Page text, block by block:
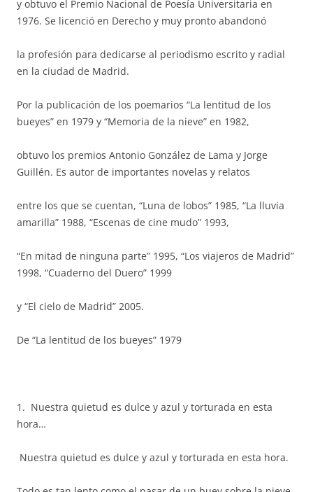
y obtuvo el Premio Nacional de Poesía Universitaria en
1976. Se licenció en Derecho y muy pronto abandonó
la profesión para dedicarse al periodismo escrito y radial
en la ciudad de Madrid.
Por la publicación de los poemarios “La lentitud de los
bueyes” en 1979 y “Memoria de la nieve” en 1982,
obtuvo los premios Antonio González de Lama y Jorge
Guillén. Es autor de importantes novelas y relatos
entre los que se cuentan, “Luna de lobos” 1985, “La lluvia
amarilla” 1988, “Escenas de cine mudo” 1993,
“En mitad de ninguna parte” 1995, “Los viajeros de Madrid”
1998, “Cuaderno del Duero” 1999
y “El cielo de Madrid” 2005.
De “La lentitud de los bueyes” 1979
1. Nuestra quietud es dulce y azul y torturada en esta
hora…
Nuestra quietud es dulce y azul y torturada en esta hora.